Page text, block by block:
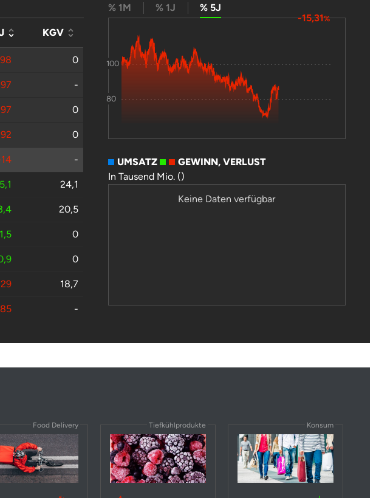
KGV
0
-
0
0
-
24,1
20,5
1,5 0
0
18,7
-
% 1M
% 1J
% 5J
-15,31%
80
100
UMSATZ
GEWINN, VERLUST
In Tausend Mio. ()
Keine Daten verfügbar
Food Delivery Tiefkühlprodukte Konsum